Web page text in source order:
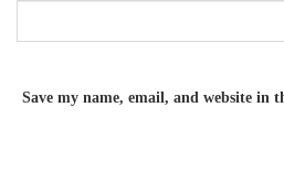
Save my name, email, and website in